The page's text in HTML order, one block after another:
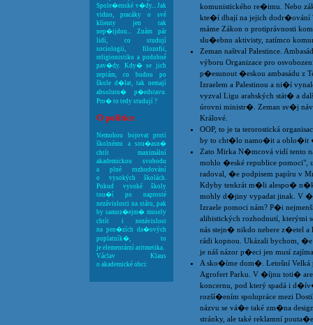
komunistického re�imu. Nebo
kte�í dbají na jejich dodr�ování
máme Zákon o protiprávnosti
slu�ebnu aktivisty, zatímco
Zeman naštval Palestince.
výboru Organizace pro
p�esunout �eskou ambasádu z
Izraelem a Palestinou a ni�í
vyzval Ligu arabských stát� a
úrovni ministr�. Zeman sv�j
Králové.
OOP, to je ta terorostická
by to cht�lo namo�it a oblo�it
Zato Mirka N�mcová vidí tento
mohlo �eské republice pomoci",
radoval, �e podpisem papíru v
Kdyby tenkrát m�li alespo�
mohly d�jiny vypadat jinak. V
Izraele pomoci nám? P�i
alibistických rozhodnutí, kterými
nás stejn� nikdo nebere z�etel
rádi kopnou. Ukázali bychom,
je náš názor p�eci jen musí
A sko�íme dom�. Letošní Velká
Agrofert Parku. V �íjnu toti�
koncernu, pod který spadá i
rozší�ením spolupráce mezi
názvu se vá�e také zm�na
stránky, ale také reklamní
Spole�enské v�dy... Jak
vidno, pracáky o své
klienty jen tak
nep�ijdou... Znám pár
lidí, co studují
sociologii, filozofii,
religionistiku a podobné
pav�dy. Kdy� se jich
zeptám, co budou po
škole d�lat, tak nemají
absolutn� p�edstavu.
Pro� to tedy studují ?
O politice
Nemohou bojovat proti
školnému a sou�asn�
chtít maximální
akademickou svobodu
a plné rozhodování
o vysokých školách.
Pokud vysoké školy
tou�í po naprosté
nezávislosti na státu, pak
by samoz�ejm� musely
chtít i nezávislost
na pen�zích da�ových
poplatník�, to
je elementární aritmetika.
Václav Klaus
o akademické obci: